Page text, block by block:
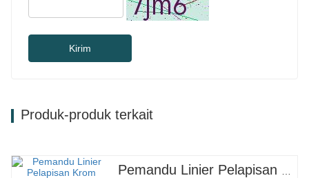
Kirim
Produk-produk terkait